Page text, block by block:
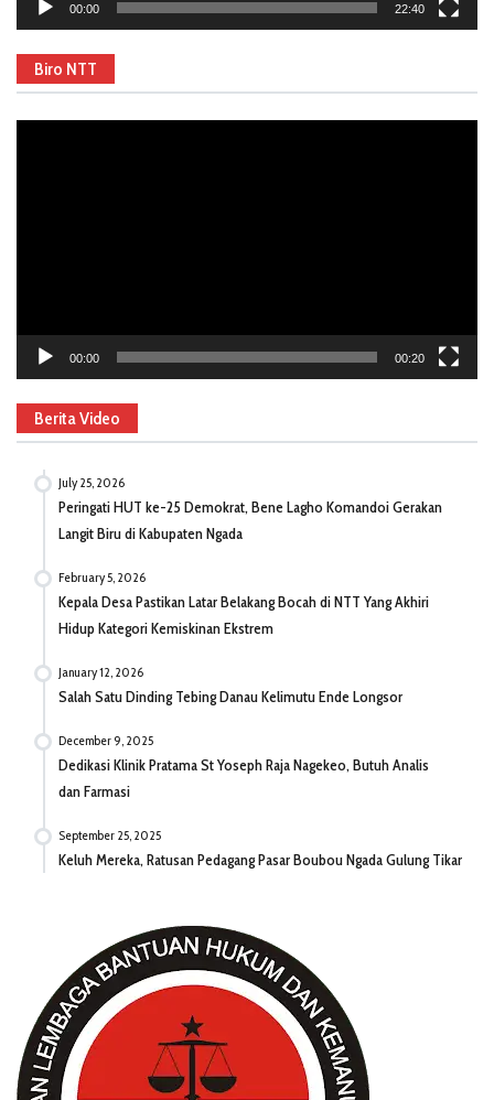
00:00 22:40
Biro NTT
00:00 00:20
Berita Video
July 25, 2026
Peringati HUT ke-25 Demokrat, Bene Lagho Komandoi Gerakan
Langit Biru di Kabupaten Ngada
February 5, 2026
Kepala Desa Pastikan Latar Belakang Bocah di NTT Yang Akhiri
Hidup Kategori Kemiskinan Ekstrem
January 12, 2026
Salah Satu Dinding Tebing Danau Kelimutu Ende Longsor
December 9, 2025
Dedikasi Klinik Pratama St Yoseph Raja Nagekeo, Butuh Analis
dan Farmasi
September 25, 2025
Keluh Mereka, Ratusan Pedagang Pasar Boubou Ngada Gulung Tikar